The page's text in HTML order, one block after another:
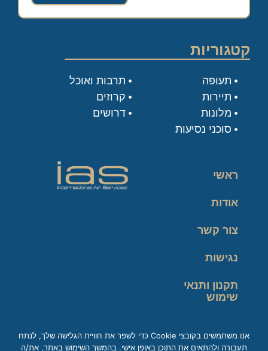
קטגוריות
תעופה
תיירות
מלונות
סוכני נסיעות
תרבות ואוכל
קרוזים
דרושים
ראשי
אודות
צור קשר
נגישות
תקנון ותנאי
שימוש
אנו משתמשים בקובצי Cookie כדי לשפר את חוויית הגלישה שלך, לנתח
תעבורה ולהתאים את התוכן באופן אישי. בהמשך השימוש באתר, את/ה